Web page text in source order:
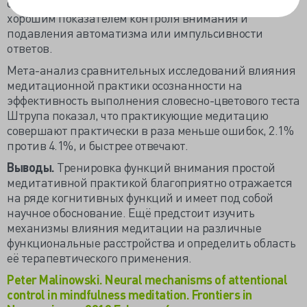
хорошим показателем контроля внимания и
подавления автоматизма или импульсивности
ответов.
Мета-анализ сравнительных исследований влияния
медитационной практики осознанности на
эффективность выполнения словесно-цветового теста
Штрупа показал, что практикующие медитацию
совершают практически в раза меньше ошибок, 2.1%
против 4.1%, и быстрее отвечают.
Выводы. Тренировка функций внимания простой
медитативной практикой благоприятно отражается
на ряде когнитивных функций и имеет под собой
научное обоснование. Ещё предстоит изучить
механизмы влияния медитации на различные
функциональные расстройства и определить область
её терапевтического применения.
Peter Malinowski. Neural mechanisms of attentional
control in mindfulness meditation. Frontiers in